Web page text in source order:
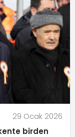
29 Ocak 2026
birden